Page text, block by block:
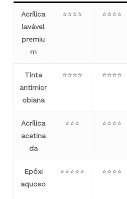
Acrílica
lavável
premiu
m
⭐⭐⭐⭐ ⭐⭐⭐⭐
Tinta
antimicr
obiana
⭐⭐⭐⭐ ⭐⭐⭐⭐
Acrílica
acetina
da
⭐⭐⭐ ⭐⭐⭐⭐
Epóxi
aquoso
⭐⭐⭐⭐⭐ ⭐⭐⭐⭐